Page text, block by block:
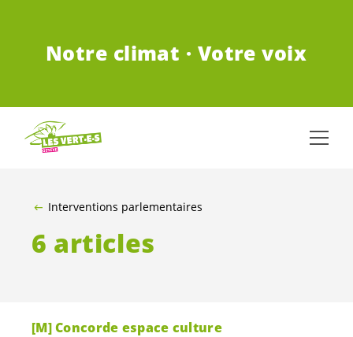
Notre climat · Votre voix
Interventions parlementaires
6 articles
[M] Concorde espace culture